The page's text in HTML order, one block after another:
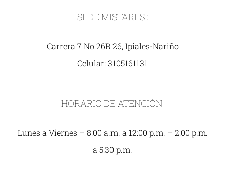
SEDE MISTARES :
Carrera 7 No 26B 26, Ipiales-Nariño
Celular: 3105161131
HORARIO DE ATENCIÓN:
Lunes a Viernes – 8:00 a.m. a 12:00 p.m. – 2:00 p.m.
a 5:30 p.m.